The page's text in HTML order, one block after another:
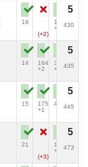
18
(+2)
102
+1
5
430
14
164
+2
39
+1
5
435
15
175
+1
47
5
445
21
(+3)
132
+4
5
473